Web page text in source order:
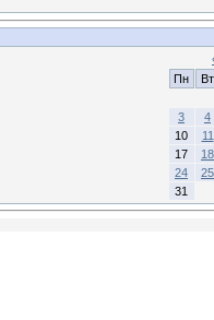
Пн
Вт
3
4
10
11
17
18
24
25
31